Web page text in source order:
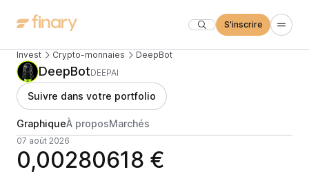
S'inscrire
Invest Crypto-monnaies DeepBot
DeepBotDEEPAI
Suivre dans votre portfolio
GraphiqueÀ proposMarchés
07 août 2026
0,00280618 €